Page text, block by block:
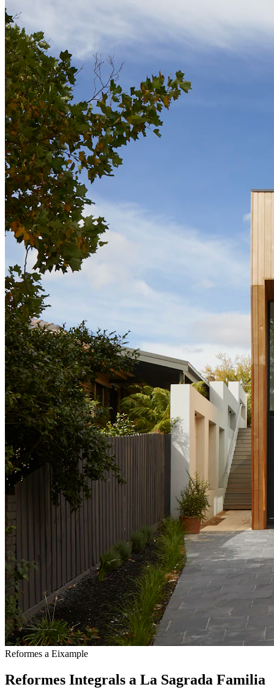
Reformes a Eixample
Reformes Integrals a La Sagrada Familia